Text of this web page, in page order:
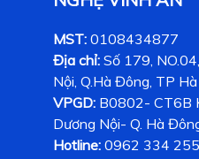
MST: 0108434877
Địa chỉ: Số 179,
Nội, Q.Hà Đông, TP
VPGD: B0802- CT6B
Dương Nội- Q. Hà
Hotline: 0962 334